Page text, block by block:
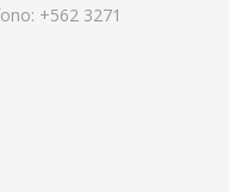
+562 3271